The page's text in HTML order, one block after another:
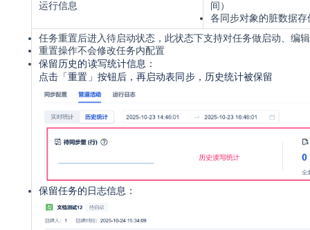
运行信息
间 ）
各同步对象的脏数据存
任务重置后进入待启动状态，此状态下支持对任务做启动、编
重置操作不会修改任务内配置
保留历史的读写统计信息：
点击「重置 」 按钮后，再启动表同步，历史统计被保留
保留任务的日志信息：